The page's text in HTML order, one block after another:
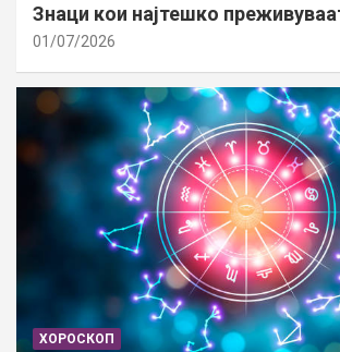
Знаци кои најтешко
01/07/2026
ХОРОСКОП